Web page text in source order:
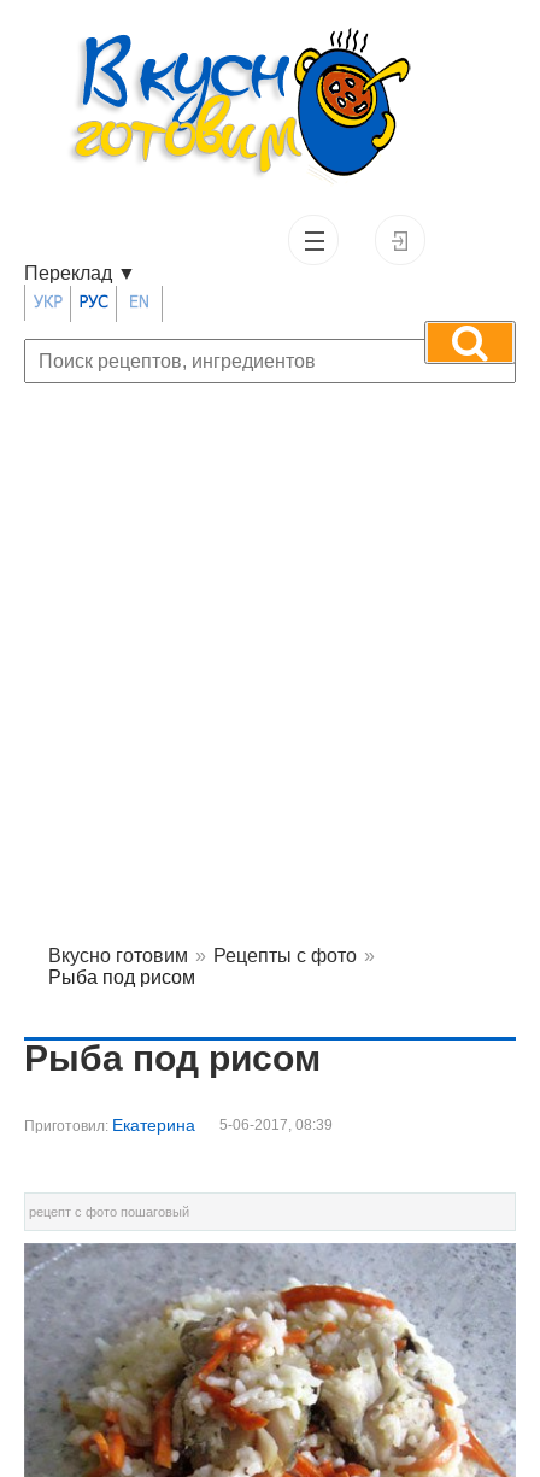
Переклад ▼
Вкусно готовим » Рецепты с фото »
Рыба под рисом
Рыба под рисом
Приготовил: Екатерина 5-06-2017, 08:39
рецепт с фото пошаговый